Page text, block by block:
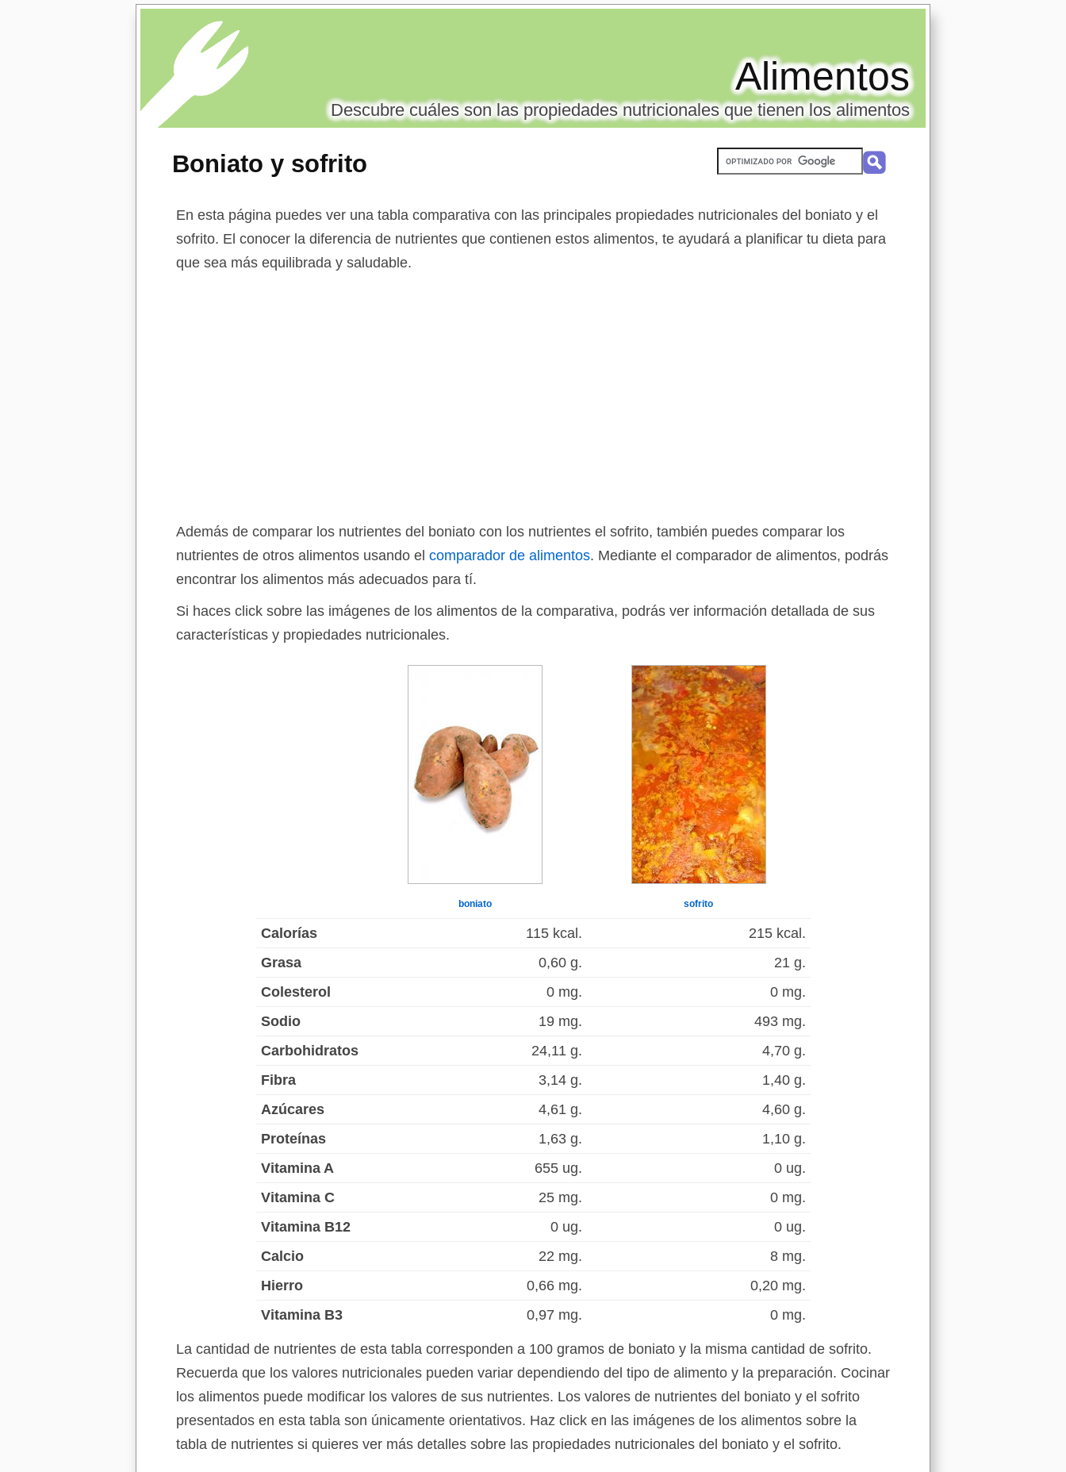
Boniato y sofrito
Alimentos
Descubre cuáles son las propiedades nutricionales que tienen los alimentos
En esta página puedes ver una tabla comparativa con las principales propiedades nutricionales del boniato y el
sofrito. El conocer la diferencia de nutrientes que contienen estos alimentos, te ayudará a planificar tu dieta para
que sea más equilibrada y saludable.
Además de comparar los nutrientes del boniato con los nutrientes el sofrito, también puedes comparar los
nutrientes de otros alimentos usando el comparador de alimentos. Mediante el comparador de alimentos, podrás
encontrar los alimentos más adecuados para tí.
Si haces click sobre las imágenes de los alimentos de la comparativa, podrás ver información detallada de sus
características y propiedades nutricionales.
boniato sofrito
Calorías 115 kcal.
215 kcal.
Grasa
0,60 g.
21 g.
Colesterol
0 mg.
0 mg.
Sodio
19 mg.
493 mg.
Carbohidratos
24,11 g.
4,70 g.
Fibra
3,14 g.
1,40 g.
Azúcares
4,61 g.
4,60 g.
Proteínas
1,63 g.
1,10 g.
Vitamina A
655 ug.
0 ug.
Vitamina C
25 mg.
0 mg.
Vitamina B12
0 ug.
0 ug.
Calcio
22 mg.
8 mg.
Hierro
0,66 mg.
0,20 mg.
Vitamina B3
0,97 mg. 0 mg.
La cantidad de nutrientes de esta tabla corresponden a 100 gramos de boniato y la misma cantidad de sofrito.
Recuerda que los valores nutricionales pueden variar dependiendo del tipo de alimento y la preparación. Cocinar
los alimentos puede modificar los valores de sus nutrientes. Los valores de nutrientes del boniato y el sofrito
presentados en esta tabla son únicamente orientativos. Haz click en las imágenes de los alimentos sobre la
tabla de nutrientes si quieres ver más detalles sobre las propiedades nutricionales del boniato y el sofrito.